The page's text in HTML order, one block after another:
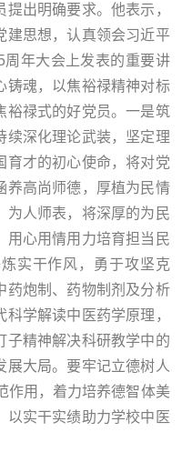
出明确要求。他表示，
建思想，认真领会习近平
年大会上发表的重要讲
铸魂，以焦裕禄精神对标
裕禄式的好党员。一是筑
续深化理论武装，坚定理
育才的初心使命，将对党
养高尚师德，厚植为民情
为人师表，将深厚的为民
用心用情用力培育担当民
实干作风，勇于攻坚克
药炮制、药物制剂及分析
学解读中医药学原理，
子精神解决科研教学中的
展大局。要牢记立德树人
作用，着力培养德智体美
以实干实绩助力学校中医